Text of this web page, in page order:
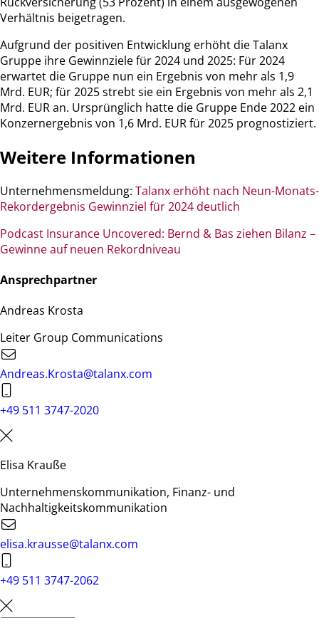
Verhältnis beigetragen.
Aufgrund der positiven Entwicklung erhöht die Talanx
Gruppe ihre Gewinnziele für 2024 und 2025: Für 2024
erwartet die Gruppe nun ein Ergebnis von mehr als 1,9
Mrd. EUR; für 2025 strebt sie ein Ergebnis von mehr als 2,1
Mrd. EUR an. Ursprünglich hatte die Gruppe Ende 2022 ein
Konzernergebnis von 1,6 Mrd. EUR für 2025 prognostiziert.
Weitere Informationen
Unternehmensmeldung: Talanx erhöht nach Neun-Monats-
Rekordergebnis Gewinnziel für 2024 deutlich
Podcast Insurance Uncovered: Bernd & Bas ziehen Bilanz –
Gewinne auf neuen Rekordniveau
Ansprechpartner
Andreas Krosta
Leiter Group Communications
Andreas.Krosta@talanx.com
+49 511 3747-2020
Elisa Krauße
Unternehmenskommunikation, Finanz- und
Nachhaltigkeitskommunikation
elisa.krausse@talanx.com
+49 511 3747-2062